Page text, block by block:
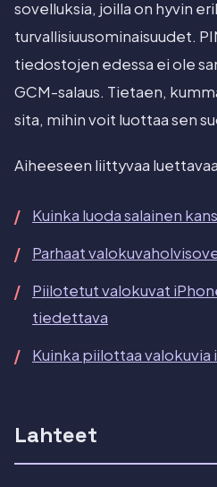
sovelluksia, joilla on hyvin
turvallisiuusominaisuudet.
tiedostojen edessa ei ole
GCM-salaus. Tietaen,
sita, mihin voit luottaa sen
Aiheeseen liittyvaa
Kuinka luoda salainen
Parhaat
Piilotetut valokuvat
tiedettava
Kuinka piilottaa valokuvia
Lahteet